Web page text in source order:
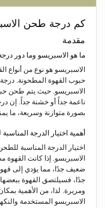
كم درجة طحن
مقدمة
ما هو الاسبريسو وما دور
الاسبريسو هو نوع من
حبوب القهوة المطحونة.
الاسبريسو. حيث يتم طحن
ناعمة جداً أو خشنة جداً. إن
بصورة متوازنة وسريعة، ما
أهمية اختيار الدرجة
اختيار الدرجة المناسبة
الاسبريسو. إذا كانت
ضعيف جدًا، مما يؤدي إلى
جدًا، فسيلتصق القهوة
ومريرة. لذا، من الأهمية
الاسبريسو المستخدمة